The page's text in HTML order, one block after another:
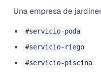
Una empresa de
#servicio-poda
#servicio-riego
#servicio-piscina